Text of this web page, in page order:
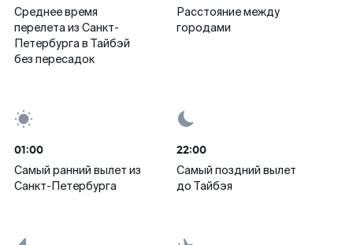
Среднее время
перелета из Санкт-
Петербурга в Тайбэй
без пересадок
Расстояние между
городами
01:00
Самый ранний вылет из
Санкт-Петербурга
22:00
Самый поздний вылет
до Тайбэя